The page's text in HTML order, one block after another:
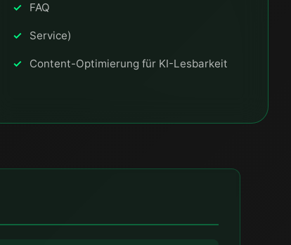
FAQ
Service)
Content-Optimierung für KI-Lesbarkeit